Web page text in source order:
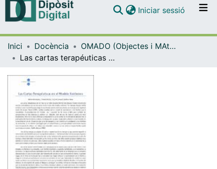
Navega per tot el DD
Iniciar sessió (current)
Inici Docència
OMADO (Objectes i MAterials DOcents)
Las cartas terapéuticas en el modelo sistémico